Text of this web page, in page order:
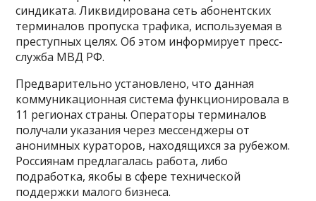
синдиката. Ликвидирована сеть абонентских
терминалов пропуска трафика, используемая в
преступных целях. Об этом информирует пресс-
служба МВД РФ.
Предварительно установлено, что данная
коммуникационная система функционировала в
11 регионах страны. Операторы терминалов
получали указания через мессенджеры от
анонимных кураторов, находящихся за рубежом.
Россиянам предлагалась работа, либо
подработка, якобы в сфере технической
поддержки малого бизнеса.